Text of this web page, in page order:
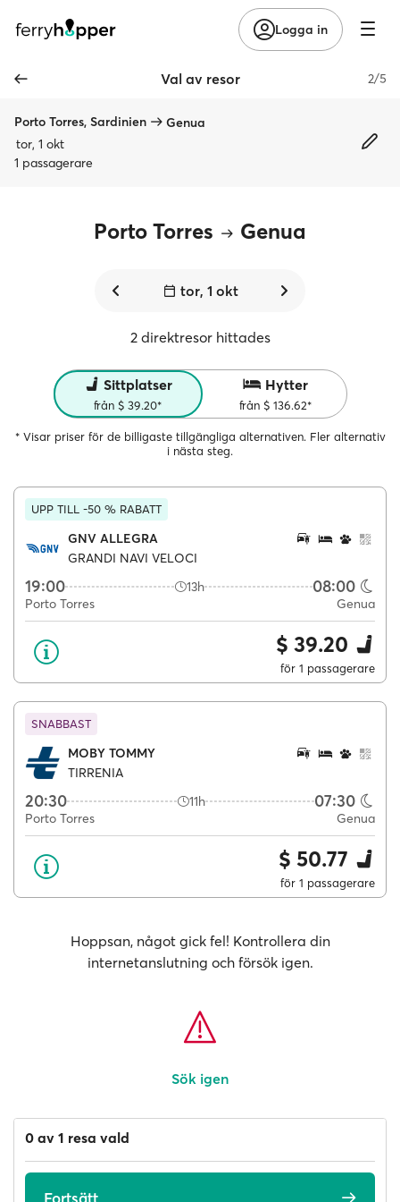
Logga in
Val av resor 2/5
Porto Torres, Sardinien
Genua
tor, 1 okt
1 passagerare
Porto Torres Genua
tor, 1 okt
2 direktresor hittades
Sittplatser
från $ 39.20*
Hytter
från $ 136.62*
* Visar priser för de billigaste tillgängliga alternativen. Fler alternativ
i nästa steg.
UPP TILL -50 % RABATT
GNV ALLEGRA
GRANDI NAVI VELOCI
19:00 13h 08:00
Porto Torres Genua
$ 39.20
för 1 passagerare
SNABBAST
MOBY TOMMY
TIRRENIA
20:30 11h 07:30
Porto Torres Genua
$ 50.77
för 1 passagerare
Hoppsan, något gick fel! Kontrollera din
internetanslutning och försök igen.
Sök igen
0 av 1 resa vald
Fortsätt